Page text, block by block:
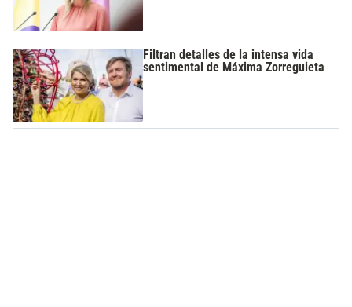
Filtran detalles de la intensa vida
sentimental de Máxima Zorreguieta